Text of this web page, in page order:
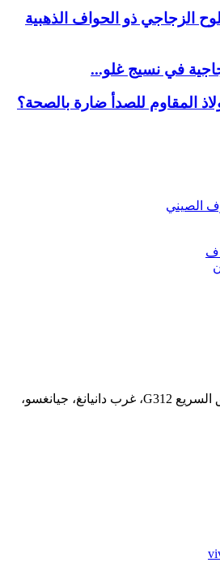
الزجاجي ذو الحواف الذهبية
في نسيج غلو...
المقاوم للصدأ ضارة بالصحة؟
الصيني
246 كيلومتر، الطريق السريع G312، غرب دانيانغ، جيانغسو،